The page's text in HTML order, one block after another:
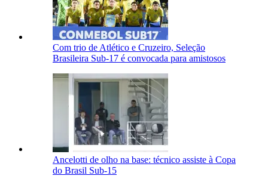
Com trio de Atlético e Cruzeiro, Seleção
Brasileira Sub-17 é convocada para amistosos
Ancelotti de olho na base: técnico assiste à Copa
do Brasil Sub-15